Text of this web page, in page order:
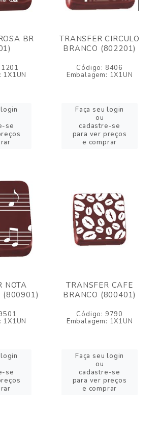
BR
1X1UN
se
TRANSFER CIRCULO
BRANCO (802201)
Código: 8406
Embalagem: 1X1UN
Faça seu login
ou
cadastre-se
para ver preços
e comprar
NOTA
(800901)
1X1UN
se
TRANSFER CAFE
BRANCO (800401)
Código: 9790
Embalagem: 1X1UN
Faça seu login
ou
cadastre-se
para ver preços
e comprar